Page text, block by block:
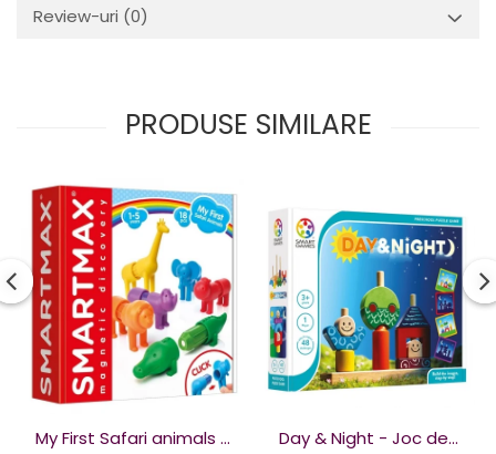
Review-uri (0)
PRODUSE SIMILARE
My First Safari animals -
Day & Night - Joc de